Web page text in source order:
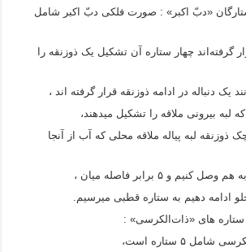
«دبّ اکبر» : صورت فلکی دبّ اکبر شامل
گرفته‌اند چهار ستاره‌ آن تشکیل یک ذوزنقه را
یک دنباله در ادامه‌ ذوزنقه قرار گرفته‌ اند ،
لبه‌ بیرونی ملاقه را تشکیل میدهند،
ذوزنقه لبه‌ پیاله‌ ملاقه محلی که آب از آنجا
و ۵ برابر فاصله‌ میان ،
ادامه دهیم به ستاره‌ قطبی میرسیم.
های «ذات‌الکرسی» :
۵ ستاره است،